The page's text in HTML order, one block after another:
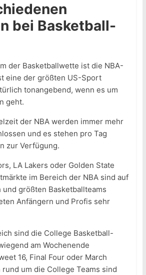
bei Basketball-
der Basketballwette ist die NBA-
eine der größten US-Sport
tonangebend, wenn es um
geht.
der NBA werden immer mehr
und es stehen pro Tag
zur Verfügung.
LA Lakers oder Golden State
im Bereich der NBA sind auf
größten Basketballteams
Anfängern und Profis sehr
sind die College Basketball-
am Wochenende
16, Final Four oder March
rund um die College Teams sind